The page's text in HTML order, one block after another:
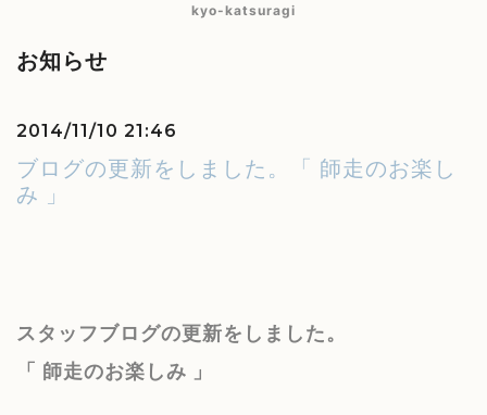
kyo-katsuragi
お知らせ
2014/11/10 21:46
ブログの更新をしました。「 師走のお楽し
み 」
スタッフブログの更新をしました。
「 師走のお楽しみ 」